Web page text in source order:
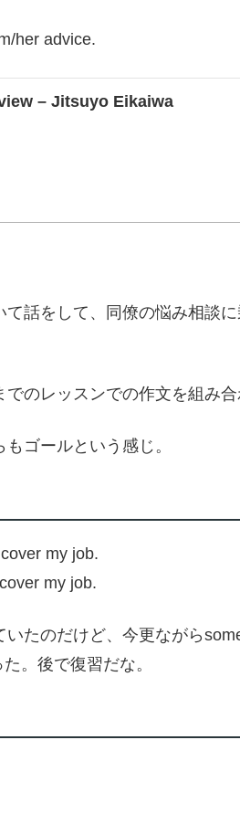
her advice.
– Jitsuyo Eikaiwa
話をして、同僚の悩み相談
のレッスンでの作文を組み合
ゴールという感じ。
my job.
my job.
たのだけど、今更ながら
。後で復習だな。